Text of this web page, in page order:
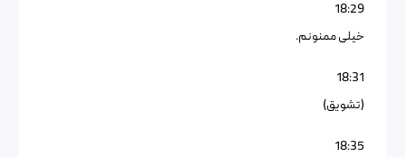
18:29
خیلی ممنونم.
18:31
(تشویق)
18:35